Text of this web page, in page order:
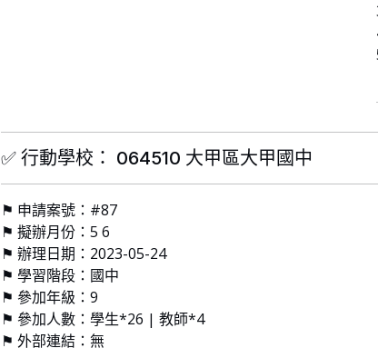
✅ 行動學校： 064510 大甲區大甲國中
⚑ 申請案號：#87
⚑ 擬辦月份：5 6
⚑ 辦理日期：2023-05-24
⚑ 學習階段：國中
⚑ 參加年級：9
⚑ 參加人數：學生*26 | 教師*4
⚑ 外部連結：無